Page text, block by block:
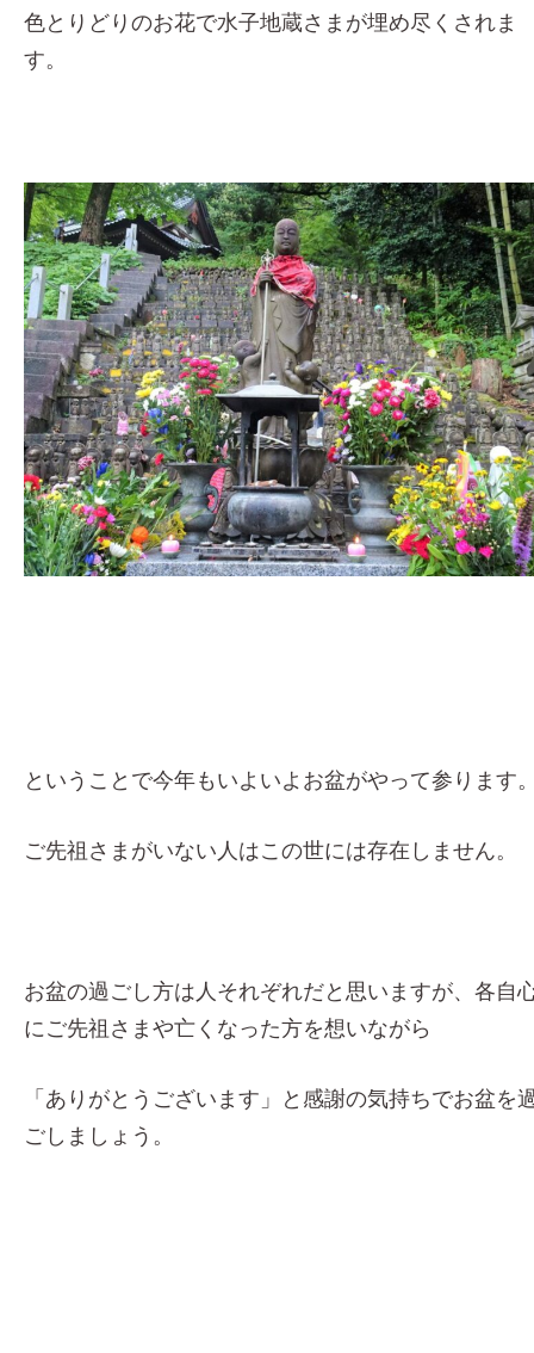
色とりどりのお花で水子地蔵さまが埋め尽くされま
す。
ということで今年もいよいよお盆がやって参ります
ご先祖さまがいない人はこの世には存在しません。
お盆の過ごし方は人それぞれだと思いますが、各自
にご先祖さまや亡くなった方を想いながら
「ありがとうございます」と感謝の気持ちでお盆を
ごしましょう。